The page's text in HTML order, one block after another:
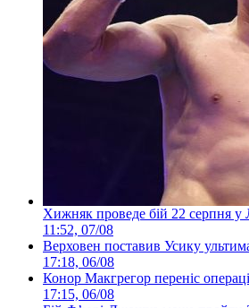
Хижняк проведе бій 22 серпня у
11:52, 07/08
Верховен поставив Усику
17:18, 06/08
Конор Макгрегор переніс
17:15, 06/08